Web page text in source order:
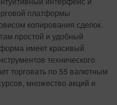
платформы
копирования сделок.
простой и удобный
имеет красивый
технического
торговать по 55 валютным
множество акций и